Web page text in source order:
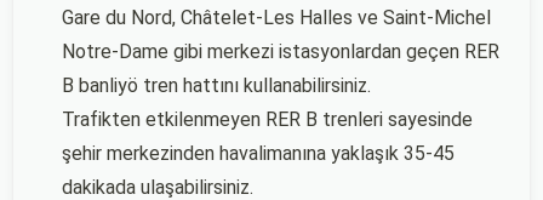
Gare du Nord, Châtelet-Les Halles ve Saint-Michel
Notre-Dame gibi merkezi istasyonlardan geçen RER
B banliyö tren hattını kullanabilirsiniz.
Trafikten etkilenmeyen RER B trenleri sayesinde
şehir merkezinden havalimanına yaklaşık 35-45
dakikada ulaşabilirsiniz.